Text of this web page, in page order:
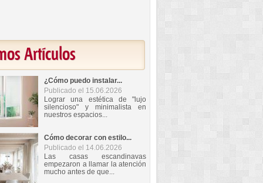
Artículos
¿Cómo puedo instalar...
Publicado el 15.06.2026
Lograr una estética de "lujo
silencioso" y minimalista en
nuestros espacios...
Cómo decorar con estilo...
Publicado el 14.06.2026
Las casas escandinavas
empezaron a llamar la atención
mucho antes de que...